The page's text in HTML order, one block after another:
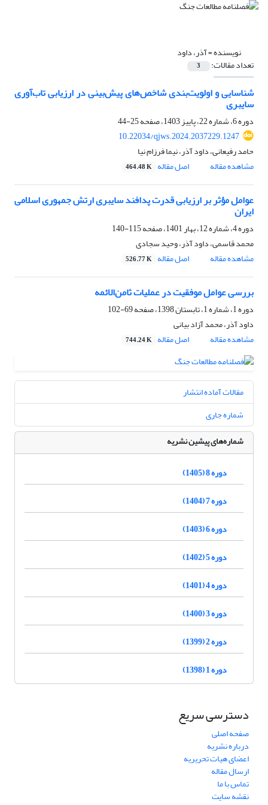
نویسنده =آذر، داود
تعداد مقالات: 3
شناسایی و اولویت‌بندی شاخص‌های پیش‌بینی در ارزیابی تاب‌آوری
سایبری
دوره 6، شماره 22، پاییز 1403، صفحه
25-44
10.22034/qjws.2024.2037229.1247
حامد رفیعانی، داود آذر، نیما فرزام نیا
مشاهده مقاله
اصل مقاله 464.48 K
عوامل مؤثر بر ارزیابی قدرت پدافند سایبری ارتش جمهوری اسلامی
ایران
دوره 4، شماره 12، بهار 1401، صفحه
115-140
محمد قاسمی، داود آذر، وحید سجادی
مشاهده مقاله
اصل مقاله 526.77 K
بررسی عوامل موفقیت در عملیات ثامن‌الائمه
دوره 1، شماره 1، تابستان 1398، صفحه
69-102
داود آذر، محمد آزاد بیانی
مشاهده مقاله
اصل مقاله 744.24 K
مقالات آماده انتشار
شماره جاری
شماره‌های پیشین نشریه
دوره 8 (1405)
دوره 7 (1404)
دوره 6 (1403)
دوره 5 (1402)
دوره 4 (1401)
دوره 3 (1400)
دوره 2 (1399)
دوره 1 (1398)
دسترسی سریع
صفحه اصلی
درباره نشریه
اعضای هیات تحریریه
ارسال مقاله
تماس با ما
نقشه سایت